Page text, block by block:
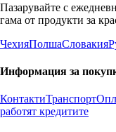
Пазарувайте с
гама от продукти за
ЧехияПолшаСловакия
Информация за
КонтактиТранспорт
работят кредитите